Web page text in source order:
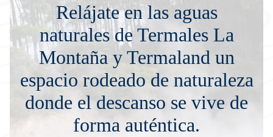
Relájate en las aguas
naturales de Termales La
Montaña y Termaland un
espacio rodeado de naturaleza
donde el descanso se vive de
forma auténtica.